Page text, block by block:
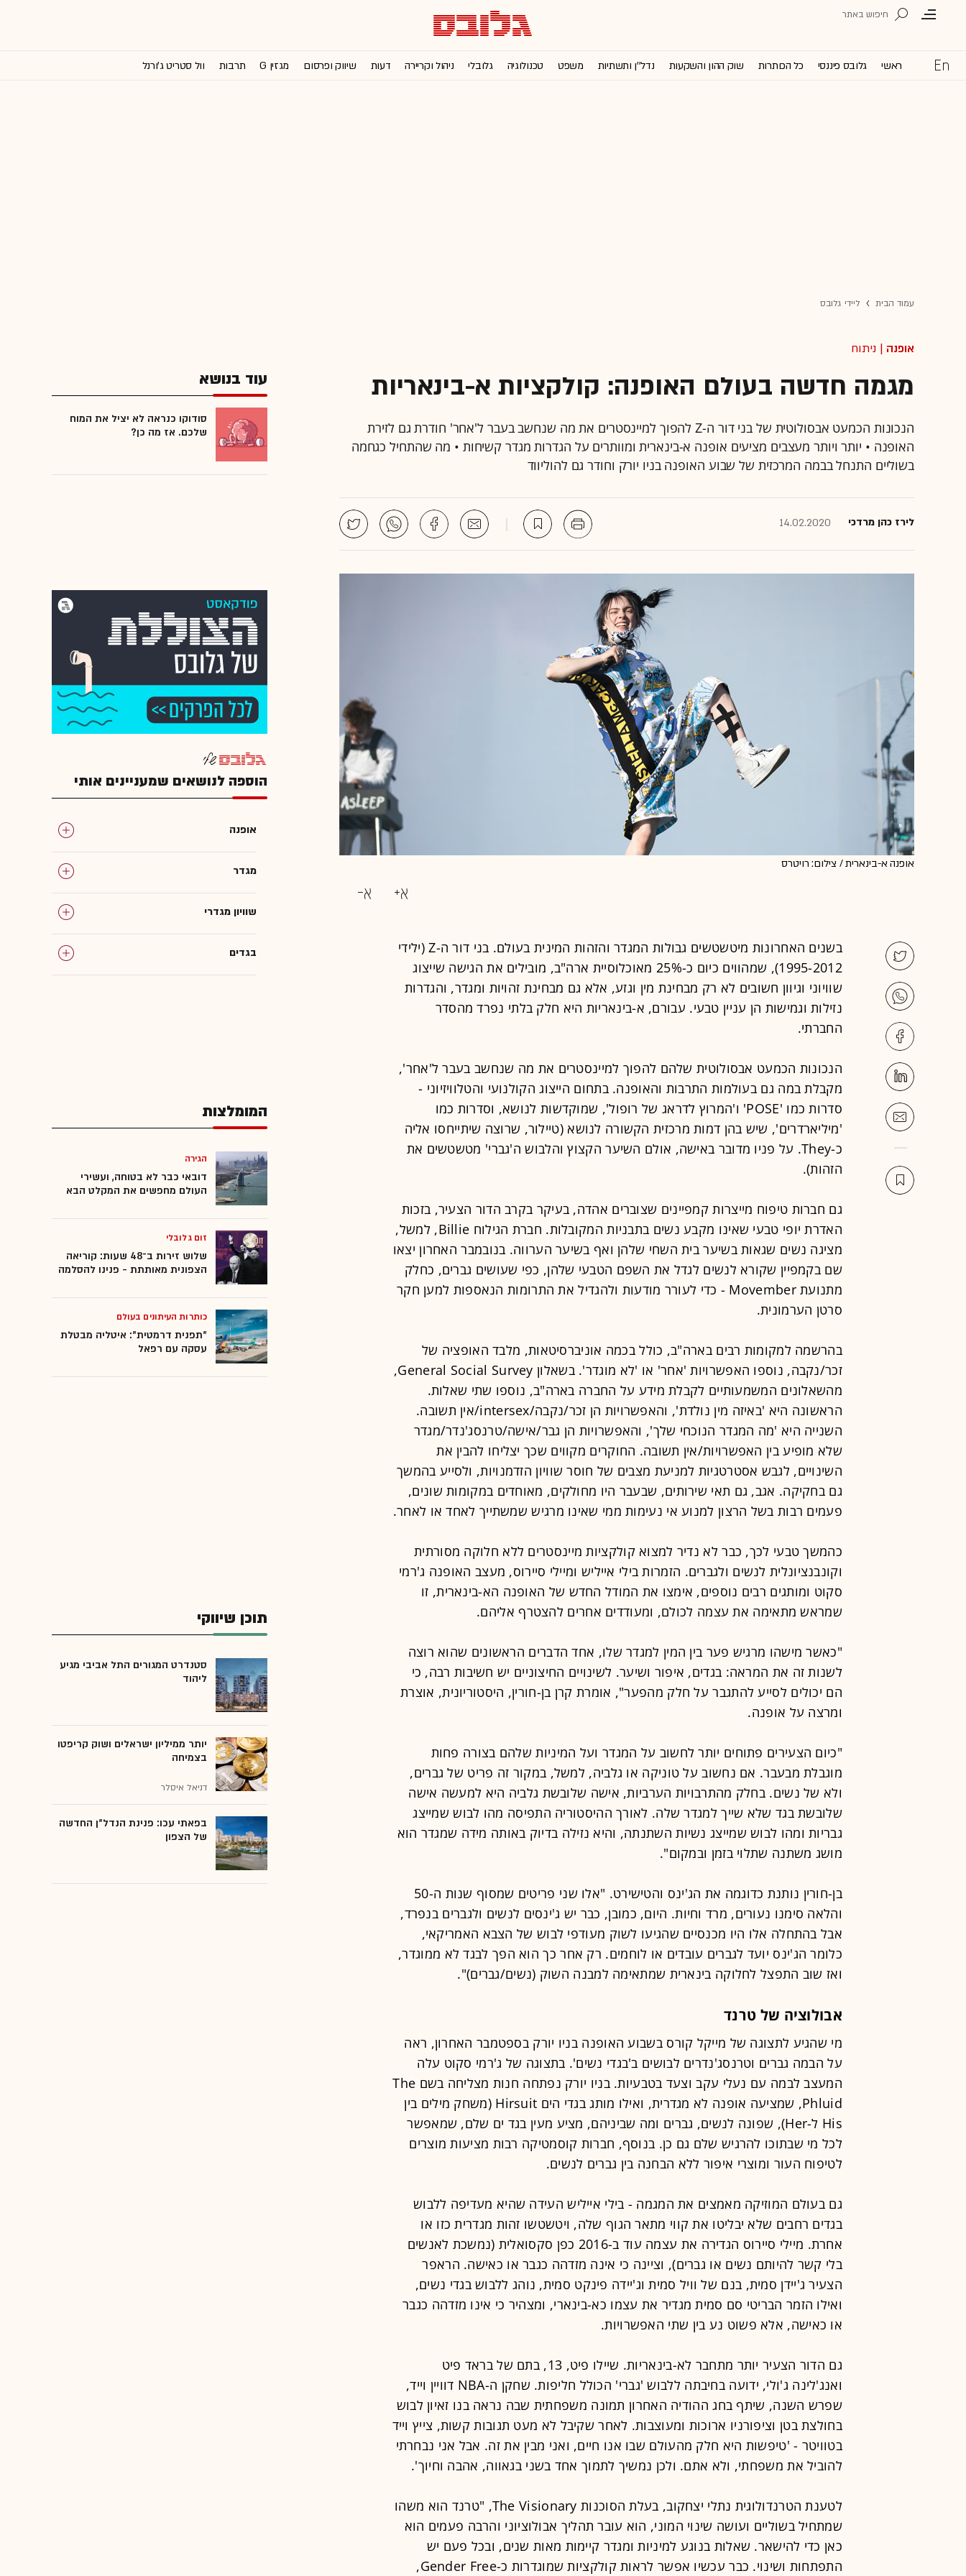
ראשי גלובס פיננסי כל הכותרות שוק ההון והשקעות נדל''ן ותשתיות משפט טכנולוגיה גלובלי ניהול וקריירה דעות שיווק ופרסום מגזין G תרבות וול סטריט ג'ורנל
עמוד הבית ליידי גלובס
אופנה | ניתוח
מגמה חדשה בעולם האופנה: קולקציות א-בינאריות
הנכונות הכמעט אבסולוטית של בני דור ה-Z להפוך למיינסטרים את מה שנחשב בעבר ל'אחר' חודרת גם לזירת
האופנה • יותר ויותר מעצבים מציעים אופנה א-בינארית ומוותרים על הגדרות מגדר קשיחות • מה שהתחיל כגחמה
בשוליים התנחל בבמה המרכזית של שבוע האופנה בניו יורק וחודר גם להוליווד
לירז כהן מרדכי 14.02.2020
אופנה א-בינארית / צילום: רויטרס
בשנים האחרונות מיטשטשים גבולות המגדר והזהות המינית בעולם. בני דור ה-Z (ילידי
1995-2012), שמהווים כיום כ-25% מאוכלוסיית ארה"ב, מובילים את הגישה שייצוג
שוויוני וגיוון חשובים לא רק מבחינת מין וגזע, אלא גם מבחינת זהויות ומגדר, והגדרות
נזילות וגמישות הן עניין טבעי. עבורם, א-בינאריות היא חלק בלתי נפרד מהסדר
החברתי.
הנכונות הכמעט אבסולוטית שלהם להפוך למיינסטרים את מה שנחשב בעבר ל'אחר',
מקבלת במה גם בעולמות התרבות והאופנה. בתחום הייצוג הקולנועי והטלוויזיוני -
סדרות כמו 'POSE' ו'המרוץ לדראג של רופול', שמוקדשות לנושא, וסדרות כמו
'מיליארדרים', שיש בהן דמות מרכזית הקשורה לנושא (טיילור, שרוצה שיתייחסו אליה
כ-They. על פניו מדובר באישה, אולם השיער הקצוץ והלבוש ה'גברי' מטשטשים את
הזהות).
גם חברות טיפוח מייצרות קמפיינים שצוברים אהדה, בעיקר בקרב הדור הצעיר, בזכות
האדרת יופי טבעי שאינו מקבע נשים בתבניות המקובלות. חברת הגילוח Billie, למשל,
מציגה נשים שגאות בשיער בית השחי שלהן ואף בשיער הערווה. בנובמבר האחרון יצאו
שם בקמפיין שקורא לנשים לגדל את השפם הטבעי שלהן, כפי שעושים גברים, כחלק
מתנועת Movember - כדי לעורר מודעות ולהגדיל את התרומות הנאספות למען חקר
סרטן הערמונית.
בהרשמה למקומות רבים בארה"ב, כולל בכמה אוניברסיטאות, מלבד האופציה של
זכר/נקבה, נוספו האפשרויות 'אחר' או 'לא מוגדר'. בשאלון General Social Survey,
מהשאלונים המשמעותיים לקבלת מידע על החברה בארה"ב, נוספו שתי שאלות.
הראשונה היא 'באיזה מין נולדת', והאפשרויות הן זכר/נקבה/intersex/אין תשובה.
השנייה היא 'מה המגדר הנוכחי שלך', והאפשרויות הן גבר/אישה/טרנסג'נדר/מגדר
שלא מופיע בין האפשרויות/אין תשובה. החוקרים מקווים שכך יצליחו להבין את
השינויים, לגבש אסטרטגיות למניעת מצבים של חוסר שוויון הזדמנויות, ולסייע בהמשך
גם בחקיקה. אגב, גם תאי שירותים, שבעבר היו מחולקים, מאוחדים במקומות שונים,
פעמים רבות בשל הרצון למנוע אי נעימות ממי שאינו מרגיש שמשתייך לאחד או לאחר.
כהמשך טבעי לכך, כבר לא נדיר למצוא קולקציות מיינסטרים ללא חלוקה מסורתית
וקונבנציונלית לנשים ולגברים. הזמרות בילי אייליש ומיילי סיירוס, מעצב האופנה ג'רמי
סקוט ומותגים רבים נוספים, אימצו את המודל החדש של האופנה הא-בינארית, זו
שמראש מתאימה את עצמה לכולם, ומעודדים אחרים להצטרף אליהם.
"כאשר מישהו מרגיש פער בין המין למגדר שלו, אחד הדברים הראשונים שהוא רוצה
לשנות זה את המראה: בגדים, איפור ושיער. לשינויים החיצוניים יש חשיבות רבה, כי
הם יכולים לסייע להתגבר על חלק מהפער", אומרת קרן בן-חורין, היסטוריונית, אוצרת
ומרצה על אופנה.
"כיום הצעירים פתוחים יותר לחשוב על המגדר ועל המיניות שלהם בצורה פחות
מוגבלת מבעבר. אם נחשוב על טוניקה או גלביה, למשל, במקור זה פריט של גברים,
ולא של נשים. בחלק מהתרבויות הערביות, אישה שלובשת גלביה היא למעשה אישה
שלובשת בגד שלא שייך למגדר שלה. לאורך ההיסטוריה התפיסה מהו לבוש שמייצג
גבריות ומהו לבוש שמייצג נשיות השתנתה, והיא נזילה בדיוק באותה מידה שמגדר הוא
מושג משתנה שתלוי בזמן ובמקום".
בן-חורין נותנת כדוגמה את הג'ינס והטישירט. "אלו שני פריטים שמסוף שנות ה-50
והלאה סימנו נעורים, מרד וחיות. היום, כמובן, כבר יש ג'ינסים לנשים ולגברים בנפרד,
אבל בהתחלה אלו היו מכנסיים שהגיעו לשוק מעודפי לבוש של הצבא האמריקאי,
כלומר הג'ינס יועד לגברים עובדים או לוחמים. רק אחר כך הוא הפך לבגד לא ממוגדר,
ואז שוב התפצל לחלוקה בינארית שמתאימה למבנה השוק (נשים/גברים)".
אבולוציה של טרנד
מי שהגיע לתצוגה של מייקל קורס בשבוע האופנה בניו יורק בספטמבר האחרון, ראה
על הבמה גברים וטרנסג'נדרים לבושים ב'בגדי נשים'. בתצוגה של ג'רמי סקוט עלה
המעצב לבמה עם נעלי עקב וצעד בטבעיות. בניו יורק נפתחה חנות מצליחה בשם The
Phluid, שמציעה אופנה לא מגדרית, ואילו מותג בגדי הים Hirsuit (משחק מילים בין
His ל-Her), שפונה לנשים, גברים ומה שביניהם, מציע מעין בגד ים שלם, שמאפשר
לכל מי שבתוכו להרגיש שלם גם כן. בנוסף, חברות קוסמטיקה רבות מציעות מוצרים
לטיפוח העור ומוצרי איפור ללא הבחנה בין גברים לנשים.
גם בעולם המוזיקה מאמצים את המגמה - בילי אייליש העידה שהיא מעדיפה ללבוש
בגדים רחבים שלא יבליטו את קווי מתאר הגוף שלה, ויטשטשו זהות מגדרית כזו או
אחרת. מיילי סיירוס הגדירה את עצמה עוד ב-2016 כפן סקסואלית (נמשכת לאנשים
בלי קשר להיותם נשים או גברים), וציינה כי אינה מזדהה כגבר או כאישה. הראפר
הצעיר ג'יידן סמית, בנם של וויל סמית וג'יידה פינקט סמית, נוהג ללבוש בגדי נשים,
ואילו הזמר הבריטי סם סמית מגדיר את עצמו כא-בינארי, ומצהיר כי אינו מזדהה כגבר
או כאישה, אלא פשוט נע בין שתי האפשרויות.
גם הדור הצעיר יותר מתחבר לא-בינאריות. שיילו פיט, 13, בתם של בראד פיט
ואנג'לינה ג'ולי, ידועה בחיבתה ללבוש 'גברי' הכולל חליפות. שחקן ה-NBA דוויין וייד,
שפרש השנה, שיתף בחג ההודיה האחרון תמונה משפחתית שבה נראה בנו זאיון לבוש
בחולצת בטן וציפורניו ארוכות ומעוצבות. לאחר שקיבל לא מעט תגובות קשות, צייץ וייד
בטוויטר - 'טיפשות היא חלק מהעולם שבו אנו חיים, ואני מבין את זה. אבל אני נבחרתי
להוביל את משפחתי, ולא אתם. ולכן נמשיך לתמוך אחד בשני בגאווה, אהבה וחיוך'.
לטענת הטרנדולוגית נתלי יצחקוב, בעלת הסוכנות The Visionary, "טרנד הוא משהו
שמתחיל בשוליים ועושה שינוי המוני, הוא עובר תהליך אבולוציוני והרבה פעמים הוא
כאן כדי להישאר. שאלות בנוגע למיניות ומגדר קיימות מאות שנים, ובכל פעם יש
התפתחות ושינוי. כבר עכשיו אפשר לראות קולקציות שמוגדרות כ-Gender Free,
עוד בנושא
סודוקו כנראה לא יציל את המוח
שלכם. אז מה כן?
הוספה לנושאים שמעניינים אותי
אופנה
מגדר
שוויון מגדרי
בגדים
המומלצות
הגירה
דובאי כבר לא בטוחה, ועשירי
העולם מחפשים את המקלט הבא
זום גלובלי
שלוש זירות ב־48 שעות: קוריאה
הצפונית מאותתת - פנינו להסלמה
כותרות העיתונים בעולם
"תפנית דרמטית": איטליה מבטלת
עסקה עם רפאל
תוכן שיווקי
סטנדרט המגורים התל אביבי מגיע
ליהוד
יותר ממיליון ישראלים ושוק קריפטו
בצמיחה
דניאל איסלר
בפאתי עכו: פנינת הנדל"ן החדשה
של הצפון